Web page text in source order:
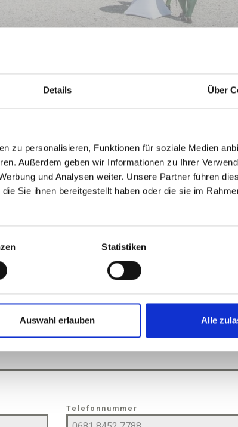
Details Über
zu personalisieren, Funktionen für soziale Medien
Außerdem geben wir Informationen zu Ihrer
und Analysen weiter. Unsere Partner führen
Sie ihnen bereitgestellt haben oder die sie im
Statistiken
Auswahl erlauben Alle
Sommerfest am 28. Juli 2024 bis
Linz)
durch die OÖ Kinderwelt.
erst durch Zahlung des Kostenbeitrags von
Telefonnummer